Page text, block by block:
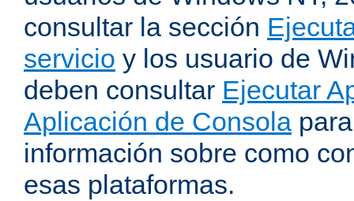
consultar la sección
servicio y los usuario de
deben consultar Ejecutar
Aplicación de Consola
información sobre como
esas plataformas.